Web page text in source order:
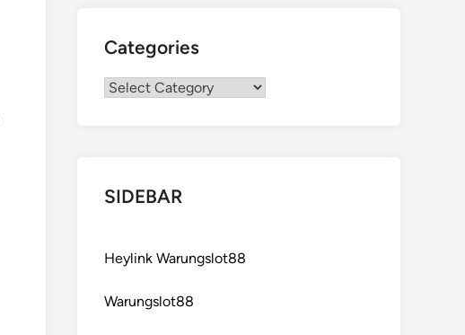
Categories
Categories
SIDEBAR
Heylink Warungslot88
Warungslot88